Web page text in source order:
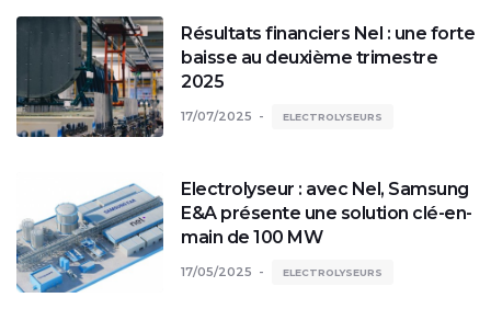
Résultats financiers Nel : une forte
baisse au deuxième trimestre
2025
17/07/2025 ELECTROLYSEURS
Electrolyseur : avec Nel, Samsung
E&A présente une solution clé-en-
main de 100 MW
17/05/2025 ELECTROLYSEURS